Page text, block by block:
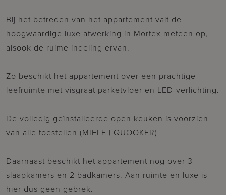
Bij het betreden van het appartement valt de
hoogwaardige luxe afwerking in Mortex meteen op,
alsook de ruime indeling ervan.
Zo beschikt het appartement over een prachtige
leefruimte met visgraat parketvloer en LED-verlichting.
De volledig geïnstalleerde open keuken is voorzien
van alle toestellen (MIELE | QUOOKER)
Daarnaast beschikt het appartement nog over 3
slaapkamers en 2 badkamers. Aan ruimte en luxe is
hier dus geen gebrek.